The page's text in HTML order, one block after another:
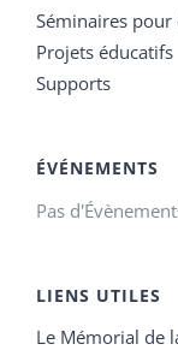
Séminaires pour
Projets éducatifs
Supports
ÉVÉNEMENTS
Pas
LIENS UTILES
Le Mémorial de